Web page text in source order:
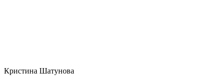
Кристина Шатунова